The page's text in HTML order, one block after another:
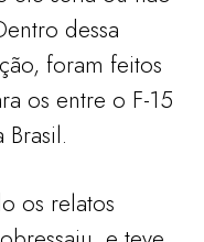
dessa
foram feitos
os entre o F-15
os relatos